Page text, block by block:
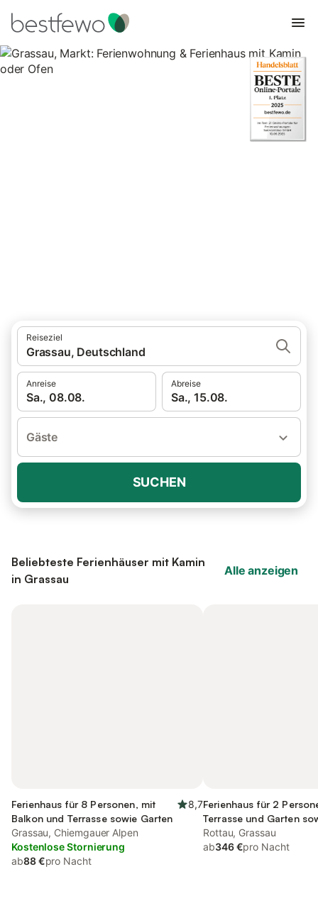
Reiseziel
Grassau, Deutschland
Anreise
Sa., 08.08.
Abreise
Sa., 15.08.
Gäste
SUCHEN
Beliebteste Ferienhäuser mit Kamin
in Grassau
Alle anzeigen
Ferienhaus für 8 Personen, mit
Balkon und Terrasse sowie Garten
8,7
Grassau, Chiemgauer Alpen
Kostenlose Stornierung
ab88 €pro Nacht
Ferienhaus für 2
Terrasse und Garten
Rottau, Grassau
ab346 €pro Nacht